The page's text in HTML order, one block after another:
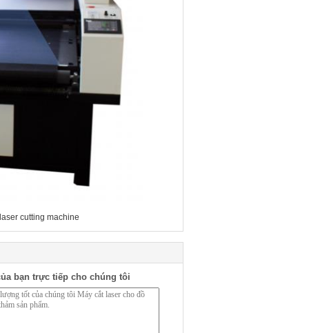
cutting machine
bạn trực tiếp cho chúng tôi